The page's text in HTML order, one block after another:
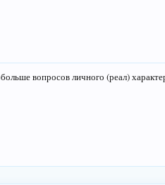
вопросов личного (реал)